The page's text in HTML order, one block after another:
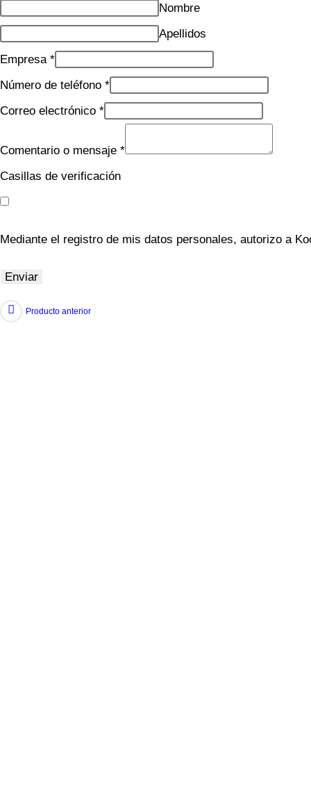
Nombre
Apellidos
Empresa *
Número de teléfono *
Correo electrónico *
Comentario o mensaje *
Casillas de verificación
Mediante el registro de mis datos personales, autorizo a
Enviar
Producto anterior